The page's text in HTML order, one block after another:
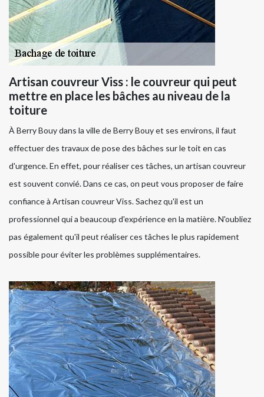
Artisan couvreur Viss : le couvreur qui peut
mettre en place les bâches au niveau de la
toiture
À Berry Bouy dans la ville de Berry Bouy et ses environs, il faut
effectuer des travaux de pose des bâches sur le toit en cas
d'urgence. En effet, pour réaliser ces tâches, un artisan couvreur
est souvent convié. Dans ce cas, on peut vous proposer de faire
confiance à Artisan couvreur Viss. Sachez qu'il est un
professionnel qui a beaucoup d'expérience en la matière. N'oubliez
pas également qu'il peut réaliser ces tâches le plus rapidement
possible pour éviter les problèmes supplémentaires.